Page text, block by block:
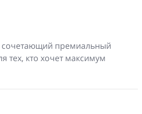
премиальный
тех, кто хочет максимум